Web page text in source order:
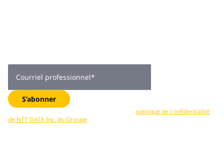
Courriel professionnel*
S’abonner
politique de confidentialité
de NTT DATA Inc. du Groupe